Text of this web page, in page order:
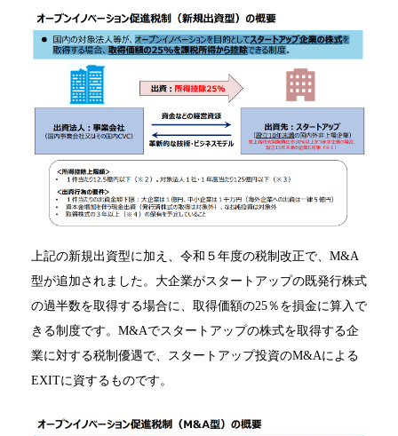
上記の新規出資型に加え、令和５年度の税制改正で、M&A
型が追加されました。大企業がスタートアップの既発行株式
の過半数を取得する場合に、取得価額の25％を損金に算入で
きる制度です。M&Aでスタートアップの株式を取得する企
業に対する税制優遇で、スタートアップ投資のM&Aによる
EXITに資するものです。